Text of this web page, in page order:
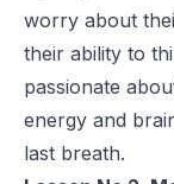
worry about
their ability to
passionate
energy and
last breath.